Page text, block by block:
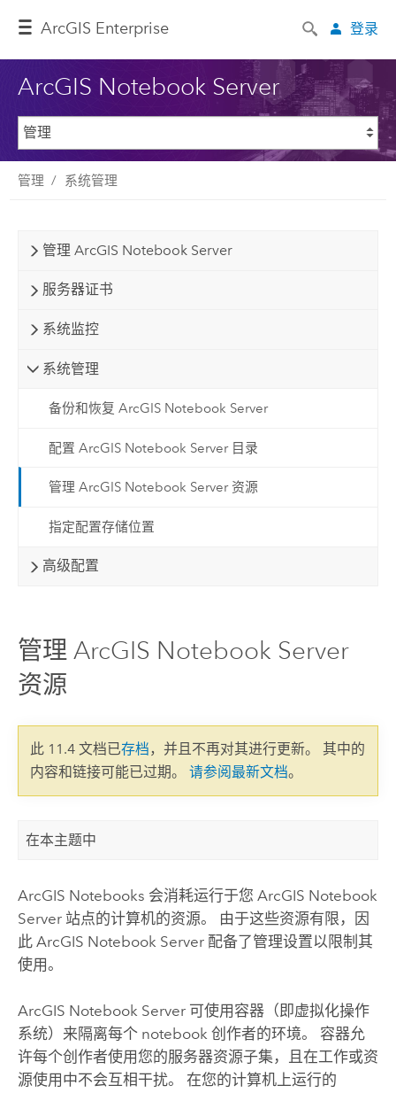
ArcGIS Enterprise 登录
ArcGIS Notebook Server
管理 系统管理
管理 ArcGIS Notebook Server
服务器证书
系统监控
系统管理
备份和恢复 ArcGIS Notebook Server
配置 ArcGIS Notebook Server 目录
管理 ArcGIS Notebook Server 资源
指定配置存储位置
高级配置
管理 ArcGIS Notebook Server
资源
此 11.4 文档已存档，并且不再对其进行更新。 其中的
内容和链接可能已过期。 请参阅最新文档。
在本主题中
ArcGIS Notebooks 会消耗运行于您 ArcGIS Notebook
Server站点的计算机的资源。 由于这些资源有限，因
此 ArcGIS Notebook Server配备了管理设置以限制其
使用。
ArcGIS Notebook Server可使用容器（即虚拟化操作
系统）来隔离每个 notebook 创作者的环境。 容器允
许每个创作者使用您的服务器资源子集，且在工作或资
源使用中不会互相干扰。 在您的计算机上运行的